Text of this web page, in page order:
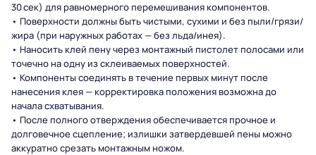
30 сек) для равномерного перемешивания компонентов.
• Поверхности должны быть чистыми, сухими и без пыли/грязи/
жира (при наружных работах — без льда/инея).
• Наносить клей пену через монтажный пистолет полосами или
точечно на одну из склеиваемых поверхностей.
• Компоненты соединять в течение первых минут после
нанесения клея — корректировка положения возможна до
начала схватывания.
• После полного отверждения обеспечивается прочное и
долговечное сцепление; излишки затвердевшей пены можно
аккуратно срезать монтажным ножом.